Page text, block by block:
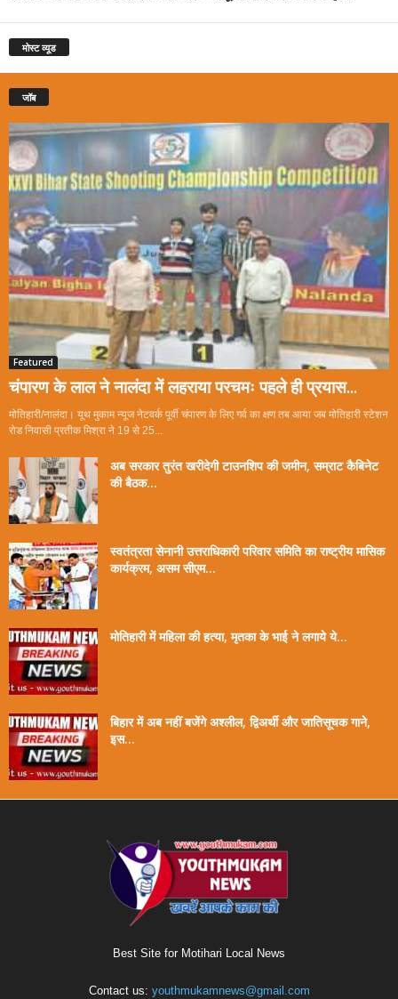
मोस्ट व्यूड
जॉब
Featured
चंपारण के लाल ने नालंदा में लहराया परचमः पहले ही प्रयास...
मोतिहारी/नालंदा। यूथ मुकाम न्यूज नेटवर्क पूर्वी चंपारण के लिए गर्व का क्षण तब आया जब मोतिहारी स्टेशन
रोड निवासी प्रतीक मिश्रा ने 19 से 25...
अब सरकार तुरंत खरीदेगी टाउनशिप की जमीन, सम्राट कैबिनेट
की बैठक...
स्वतंत्रता सेनानी उत्तराधिकारी परिवार समिति का राष्ट्रीय मासिक
कार्यक्रम, असम सीएम...
मोतिहारी में महिला की हत्या, मृतका के भाई ने लगाये ये...
बिहार में अब नहीं बजेंगे अश्लील, द्विअर्थी और जातिसूचक गाने,
इस...
Best Site for Motihari Local News
Contact us: youthmukamnews@gmail.com